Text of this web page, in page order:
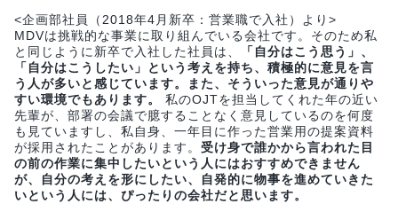
<企画部社員（2018年4月新卒：営業職で入社）より>
MDVは挑戦的な事業に取り組んでいる会社です。そのため私
と同じように新卒で入社した社員は、
「自分はこう思う」、
「自分はこうしたい」という考えを持ち、積極的に意見を言
う人が多いと感じています。また、そういった意見が通りや
すい環境でもあります。
私のOJTを担当してくれた年の近い
先輩が、部署の会議で臆することなく意見しているのを何度
も見ていますし、私自身、一年目に作った営業用の提案資料
が採用されたことがあります。 受け身で誰かから言われた目
の前の作業に集中したいという人にはおすすめできません
が、自分の考えを形にしたい、自発的に物事を進めていきた
いという人には、ぴったりの会社だと思います。